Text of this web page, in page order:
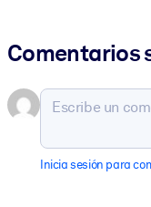
Comentarios
Inicia sesión para